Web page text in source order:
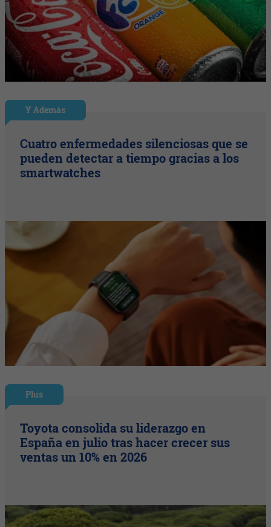
Y Además
Cuatro enfermedades silenciosas que se
pueden detectar a tiempo gracias a los
smartwatches
Plus
Toyota consolida su liderazgo en
España en julio tras hacer crecer sus
ventas un 10% en 2026